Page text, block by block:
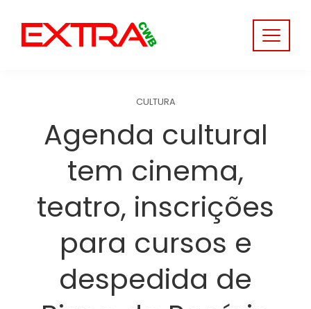
content
CULTURA
Agenda cultural
tem cinema,
teatro, inscrições
para cursos e
despedida de